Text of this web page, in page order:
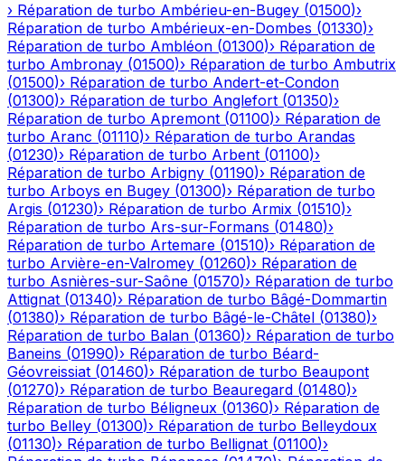
› Réparation de turbo Ambérieu-en-Bugey (01500)›
Réparation de turbo Ambérieux-en-Dombes (01330)›
Réparation de turbo Ambléon (01300)› Réparation de
turbo Ambronay (01500)› Réparation de turbo Ambutrix
(01500)› Réparation de turbo Andert-et-Condon
(01300)› Réparation de turbo Anglefort (01350)›
Réparation de turbo Apremont (01100)› Réparation de
turbo Aranc (01110)› Réparation de turbo Arandas
(01230)› Réparation de turbo Arbent (01100)›
Réparation de turbo Arbigny (01190)› Réparation de
turbo Arboys en Bugey (01300)› Réparation de turbo
Argis (01230)› Réparation de turbo Armix (01510)›
Réparation de turbo Ars-sur-Formans (01480)›
Réparation de turbo Artemare (01510)› Réparation de
turbo Arvière-en-Valromey (01260)› Réparation de
turbo Asnières-sur-Saône (01570)› Réparation de turbo
Attignat (01340)› Réparation de turbo Bâgé-Dommartin
(01380)› Réparation de turbo Bâgé-le-Châtel (01380)›
Réparation de turbo Balan (01360)› Réparation de turbo
Baneins (01990)› Réparation de turbo Béard-
Géovreissiat (01460)› Réparation de turbo Beaupont
(01270)› Réparation de turbo Beauregard (01480)›
Réparation de turbo Béligneux (01360)› Réparation de
turbo Belley (01300)› Réparation de turbo Belleydoux
(01130)› Réparation de turbo Bellignat (01100)›